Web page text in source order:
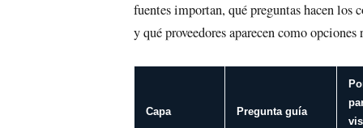
fuentes importan, qué preguntas hacen los
y qué proveedores aparecen como opciones
Capa Pregunta guía